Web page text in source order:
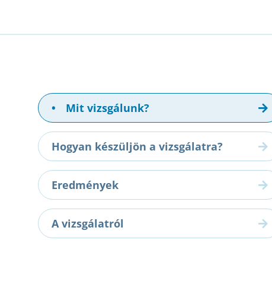
• Mit vizsgálunk?
Hogyan készüljön a vizsgálatra?
Eredmények
A vizsgálatról